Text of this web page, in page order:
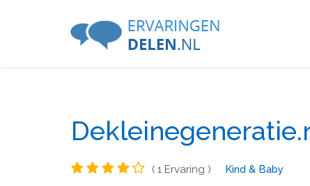
( 1 Ervaring ) Kind & Baby